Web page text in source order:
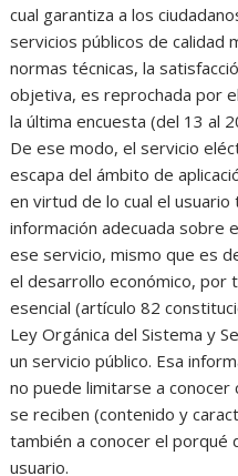
cual garantiza a los
servicios públicos de calidad
normas técnicas, la
objetiva, es reprochada por
la última encuesta (del 13 al
De ese modo, el servicio
escapa del ámbito de
en virtud de lo cual el
información adecuada sobre
ese servicio, mismo que es
el desarrollo económico, por
esencial (artículo 82
Ley Orgánica del Sistema y
un servicio público. Esa
no puede limitarse a
se reciben (contenido y
también a conocer el porqué
usuario.